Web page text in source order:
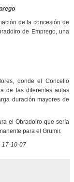
de la concesión de
de Emprego, una
donde el Concello
de las diferentes aulas
duración mayores de
el Obradoiro que sería
para el Grumir.
17-10-07